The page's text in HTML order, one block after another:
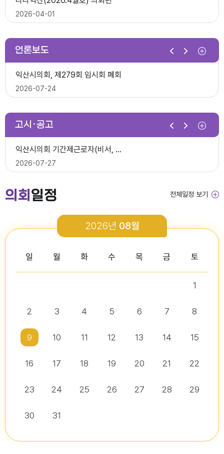
2026년 1분기 홍보예산 운용현황
다다익산(2026.4월호) 의회편
다다익산(2026.1월호) 의회편
2026-07-07
제278회 익산시의회 임시회 의사일정(안)
2026-06-22
2026년 1분기 홍보예산 운용현황
2026-04-08
2026년도 회기운영 계획(변경)
2026-07-07
2026-04-01
다다익산(2026.3월호) 의회편
2026-03-03
다다익산(2026.2월호) 의회편
2026-02-02
다다익산(2026.1월호) 의회편
2025-12-03
언론보도
2026-06-26
익산시의회, 제279회 임시회 폐회
2026-07-24
2026-07-15
익산시의회, 제279회 임시회 개회
2026-07-02
2026-06-26
고시·공고
익산시의회 기간제근로자(중증장애 의원 활동보조) 채용 공고
2026-06-30
익산시의회 기간제근로자(비서, 행정보조) 채용 공고
2026-07-27
2026년도 제4회 익산시의회 지방임기제공무원 채용시험 최종합격..
2026-07-10
2026-07-07
의회 일정
2026년 08월
일 월 화 수 목 금 토
1
2 3 4 5 6 7 8
9 10 11 12 13 14 15
16 17 18 19 20 21 22
23 24 25 26 27 28 29
30 31
전체일정 보기